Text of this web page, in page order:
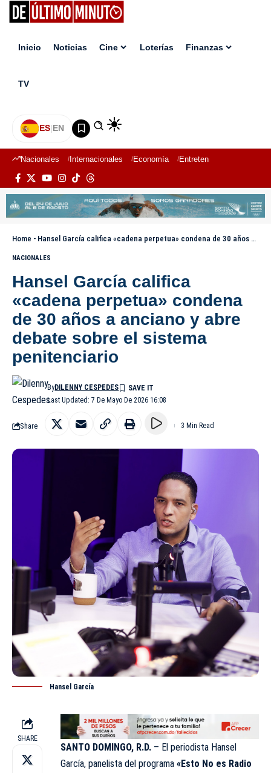
Inicio Noticias Cine Loterías Finanzas
TV
ES|EN
Nacionales Internacionales Economía Entretenimiento
Home - Hansel García califica «cadena perpetua» condena de 30 años a anciano y abre debate sobre el sistema penitenciario
NACIONALES
Hansel García califica
«cadena perpetua» condena
de 30 años a anciano y abre
debate sobre el sistema
penitenciario
Last Updated: 7 De Mayo De 2026 16:08
ByDILENNY CESPEDES
Share 3 Min Read
Hansel García
SHARE
SANTO DOMINGO, R.D. – El periodista Hansel
García, panelista del programa «Esto No es Radio